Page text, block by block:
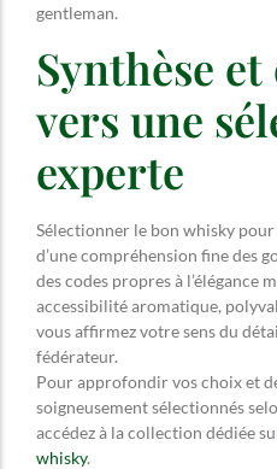
gentleman.
Synthèse
vers une
experte
Sélectionner le bon whisky
d’une compréhension fine des
des codes propres à l’élégance
accessibilité aromatique,
vous affirmez votre sens du
fédérateur.
Pour approfondir vos choix et
soigneusement sélectionnés
accédez à la collection dédiée
whisky.